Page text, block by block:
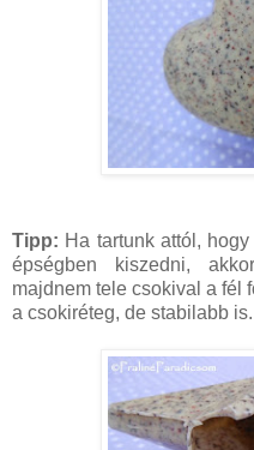
Tipp: Ha tartunk attól,
épségben kiszedni,
majdnem tele csokival a fél
a csokiréteg, de stabilabb is.